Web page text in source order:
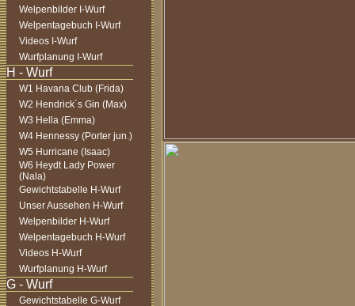
Welpenbilder I-Wurf
Welpentagebuch I-Wurf
Videos I-Wurf
Wurfplanung I-Wurf
W1 Havana Club (Frida)
W2 Hendrick´s Gin (Max)
W3 Hella (Emma)
W4 Hennessy (Porter jun.)
W5 Hurricane (Isaac)
W6 Heydt Lady Power
(Nala)
Gewichtstabelle H-Wurf
Unser Aussehen H-Wurf
Welpenbilder H-Wurf
Welpentagebuch H-Wurf
Videos H-Wurf
Wurfplanung H-Wurf
Gewichtstabelle G-Wurf